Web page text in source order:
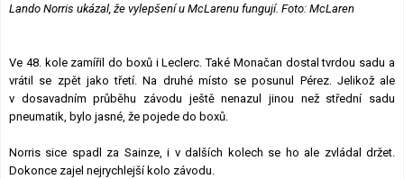
Lando Norris ukázal, že vylepšení u McLarenu fungují. Foto: McLaren
Ve 48. kole zamířil do boxů i Leclerc. Také Monačan dostal tvrdou sadu a
vrátil se zpět jako třetí. Na druhé místo se posunul Pérez. Jelikož ale
v dosavadním průběhu závodu ještě nenazul jinou než střední sadu
pneumatik, bylo jasné, že pojede do boxů.
Norris sice spadl za Sainze, i v dalších kolech se ho ale zvládal držet.
Dokonce zajel nejrychlejší kolo závodu.